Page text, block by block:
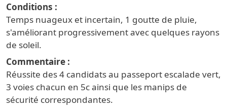
Conditions
Temps nuageux et incertain, 1 goutte de pluie,
s'améliorant progressivement avec quelques rayons
de soleil.
Commentaire
Réussite des 4 candidats au passeport escalade vert,
3 voies chacun en 5c ainsi que les manips de
sécurité correspondantes.